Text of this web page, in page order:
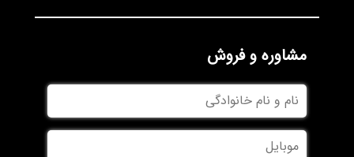
مشاوره و فروش
نام
و
نام
خانوادگی
موبایل